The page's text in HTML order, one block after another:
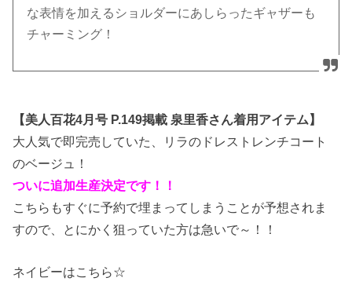
な表情を加えるショルダーにあしらったギャザーも
チャーミング！
【美人百花4月号 P.149掲載 泉里香さん着用アイテム】
大人気で即完売していた、リラのドレストレンチコート
のベージュ！
ついに追加生産決定です！！
こちらもすぐに予約で埋まってしまうことが予想されま
すので、とにかく狙っていた方は急いで～！！
ネイビーはこちら☆